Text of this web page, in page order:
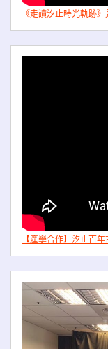
《走讀汐止時光軌跡
【產學合作】汐止百